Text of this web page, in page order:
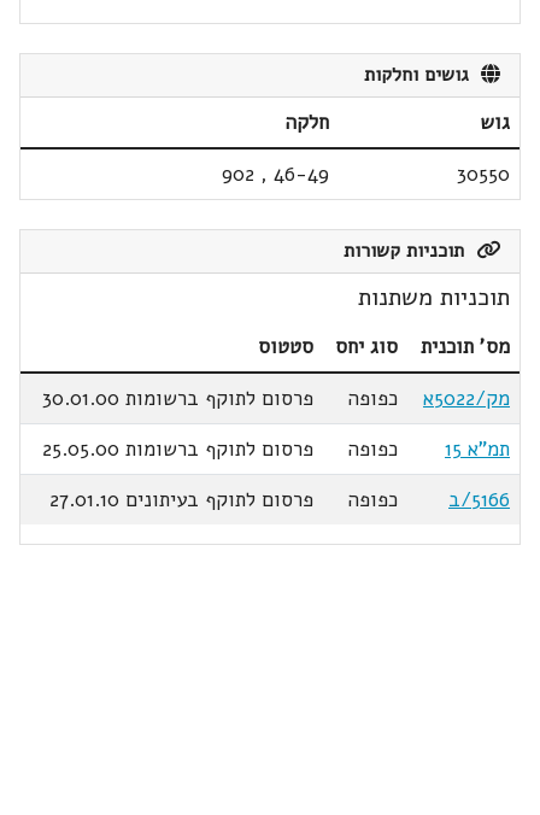
גושים וחלקות
גוש
חלקה
30550
46-49
,
902
תוכניות קשורות
תוכניות משתנות
מס' תוכנית סוג יחס
סטטוס
מק/5022א
כפופה
פרסום לתוקף ברשומות 30.01.00
תמ"א 15
כפופה
פרסום לתוקף ברשומות 25.05.00
5166/ב
כפופה פרסום לתוקף בעיתונים 27.01.10